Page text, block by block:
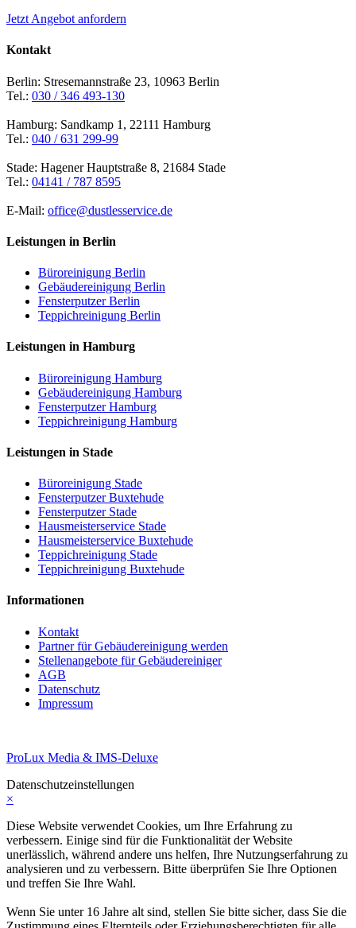
Jetzt Angebot anfordern
Kontakt
Berlin: Stresemannstraße 23, 10963 Berlin
Tel.: 030 / 346 493-130
Hamburg: Sandkamp 1, 22111 Hamburg
Tel.: 040 / 631 299-99
Stade: Hagener Hauptstraße 8, 21684 Stade
Tel.: 04141 / 787 8595
E-Mail: office@dustlesservice.de
Leistungen in Berlin
Büroreinigung Berlin
Gebäudereinigung Berlin
Fensterputzer Berlin
Teppichreinigung Berlin
Leistungen in Hamburg
Büroreinigung Hamburg
Gebäudereinigung Hamburg
Fensterputzer Hamburg
Teppichreinigung Hamburg
Leistungen in Stade
Büroreinigung Stade
Fensterputzer Buxtehude
Fensterputzer Stade
Hausmeisterservice Stade
Hausmeisterservice Buxtehude
Teppichreinigung Stade
Teppichreinigung Buxtehude
Informationen
Kontakt
Partner für Gebäudereinigung werden
Stellenangebote für Gebäudereiniger
AGB
Datenschutz
Impressum
ProLux Media & IMS-Deluxe
Datenschutzeinstellungen
×
Diese Website verwendet Cookies, um Ihre Erfahrung zu
verbessern. Einige sind für die Funktionalität der Website
unerlässlich, während andere uns helfen, Ihre Nutzungserfahrung zu
analysieren und zu verbessern. Bitte überprüfen Sie Ihre Optionen
und treffen Sie Ihre Wahl.
Wenn Sie unter 16 Jahre alt sind, stellen Sie bitte sicher, dass Sie die